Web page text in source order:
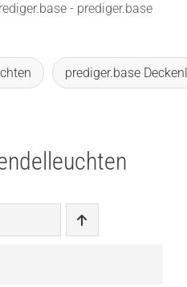
- prediger.base
prediger.base